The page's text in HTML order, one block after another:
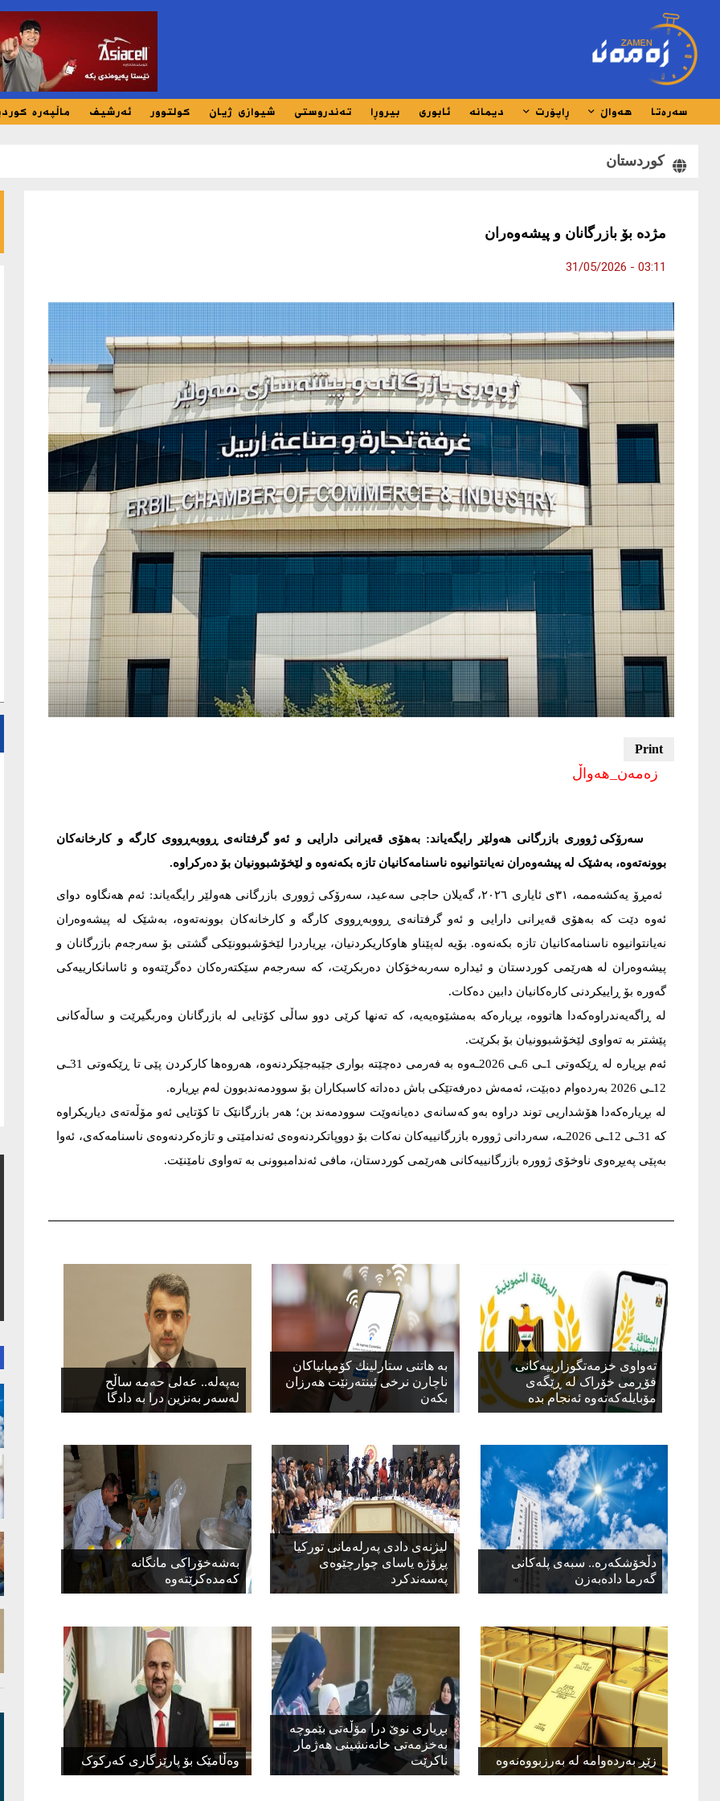
سەرەتا هەواڵ ڕاپۆرت دیمانە ئابوری بیروڕا تەندروستی شیوازی ژیان کولتوور ئەرشیف ماڵپەرە
کوردستان
مژدە بۆ بازرگانان و پیشەوەران
03:11 - 31/05/2026
زەمەن_هەواڵ
سەرۆکی ژووری بازرگانی هەولێر رایگەیاند: بەهۆی قەیرانی دارایی و ئەو گرفتانەی ڕووبەڕووی کارگە و کارخانەکان
بوونەتەوە، بەشێک لە پیشەوەران نەیانتوانیوە ناسنامەکانیان تازە بکەنەوە و لێخۆشبوونیان بۆ دەرکراوە.
ئەمڕۆ یەکشەممە، ٣١ی ئایاری ٢٠٢٦، گەیلان حاجی سەعید، سەرۆکی ژووری بازرگانی هەولێر رایگەیاند: ئەم هەنگاوە دوای
ئەوە دێت کە بەهۆی قەیرانی دارایی و ئەو گرفتانەی ڕووبەڕووی کارگە و کارخانەکان بوونەتەوە، بەشێک لە پیشەوەران
نەیانتوانیوە ناسنامەکانیان تازە بکەنەوە. بۆیە لەپێناو هاوکاریکردنیان، بڕیاردرا لێخۆشبوونێکی گشتی بۆ سەرجەم بازرگانان و
پیشەوەران لە هەرێمی کوردستان و ئیدارە سەربەخۆکان دەربکرێت، کە سەرجەم سێکتەرەکان دەگرێتەوە و ئاسانکارییەکی
گەورە بۆ ڕاییکردنی کارەکانیان دابین دەکات.
لە ڕاگەیەندراوەکەدا هاتووە، بڕیارەکە بەمشێوەیەیە، کە تەنها کرێی دوو ساڵی کۆتایی لە بازرگانان وەربگیرێت و ساڵەکانی
پێشتر بە تەواوی لێخۆشبوونیان بۆ بکرێت.
ئەم بڕیارە لە ڕێکەوتی 1ـی 6ـی 2026ـەوە بە فەرمی دەچێتە بواری جێبەجێکردنەوە، هەروەها کارکردن پێی تا ڕێکەوتی 31ـی
12ـی 2026 بەردەوام دەبێت، ئەمەش دەرفەتێکی باش دەداتە کاسبکاران بۆ سوودمەندبوون لەم بڕیارە.
لە بڕیارەکەدا هۆشداریی توند دراوە بەو کەسانەی دەیانەوێت سوودمەند بن؛ هەر بازرگانێک تا کۆتایی ئەو مۆڵەتەی دیاریکراوە
کە 31ـی 12ـی 2026ـە، سەردانی ژوورە بازرگانییەکان نەکات بۆ دووپاتکردنەوەی ئەندامێتی و تازەکردنەوەی ناسنامەکەی، ئەوا
بەپێی پەیڕەوی ناوخۆی ژوورە بازرگانییەکانی هەرێمی کوردستان، مافی ئەندامبوونی بە تەواوی نامێنێت.
تەواوی خزمەتگوزارییەکانی
فۆڕمی خۆراک لە ڕێگەی
مۆبایلەکەتەوە ئەنجام بدە
بە هاتنی ستارلینك كۆمپانیاكان
ناچارن نرخی ئینتەرنێت هەرزان
بكەن
بەپەلە.. عەلی حەمە ساڵح
لەسەر بەنزین درا بە دادگا
دڵخۆشکەرە.. سبەی پلەکانی
گەرما دادەبەزن
لیژنه‌ی دادی په‌رله‌مانی توركیا
پڕۆژه‌ یاسای چوارچێوه‌ی
په‌سه‌ندكرد
بەشەخۆراكی مانگانە
كەمدەكرێتەوە
زێڕ بەردەوامە لە بەرزبووەنەوە
بڕیاری نوێ درا مۆڵەتی بێموچە
بەخزمەتی خانەنشینی هەژمار
ناکرێت
وەڵامێک بۆ پارێزگاری کەرکوک